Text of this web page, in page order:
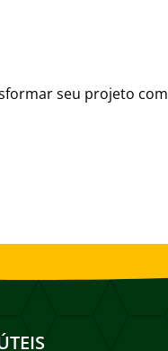
seu projeto com